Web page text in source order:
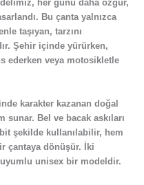
her günü daha özgür,
Bu çanta yalnızca
taşıyan, tarzını
Şehir içinde yürürken,
ederken veya motosikletle
karakter kazanan doğal
Bel ve bacak askıları
şekilde kullanılabilir, hem
çantaya dönüşür. İki
unisex bir modeldir.